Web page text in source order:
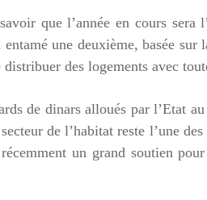
que l’année en cours sera
une deuxième, basée
des logements avec
de dinars alloués par l’Etat
de l’habitat reste l’une
un grand soutien